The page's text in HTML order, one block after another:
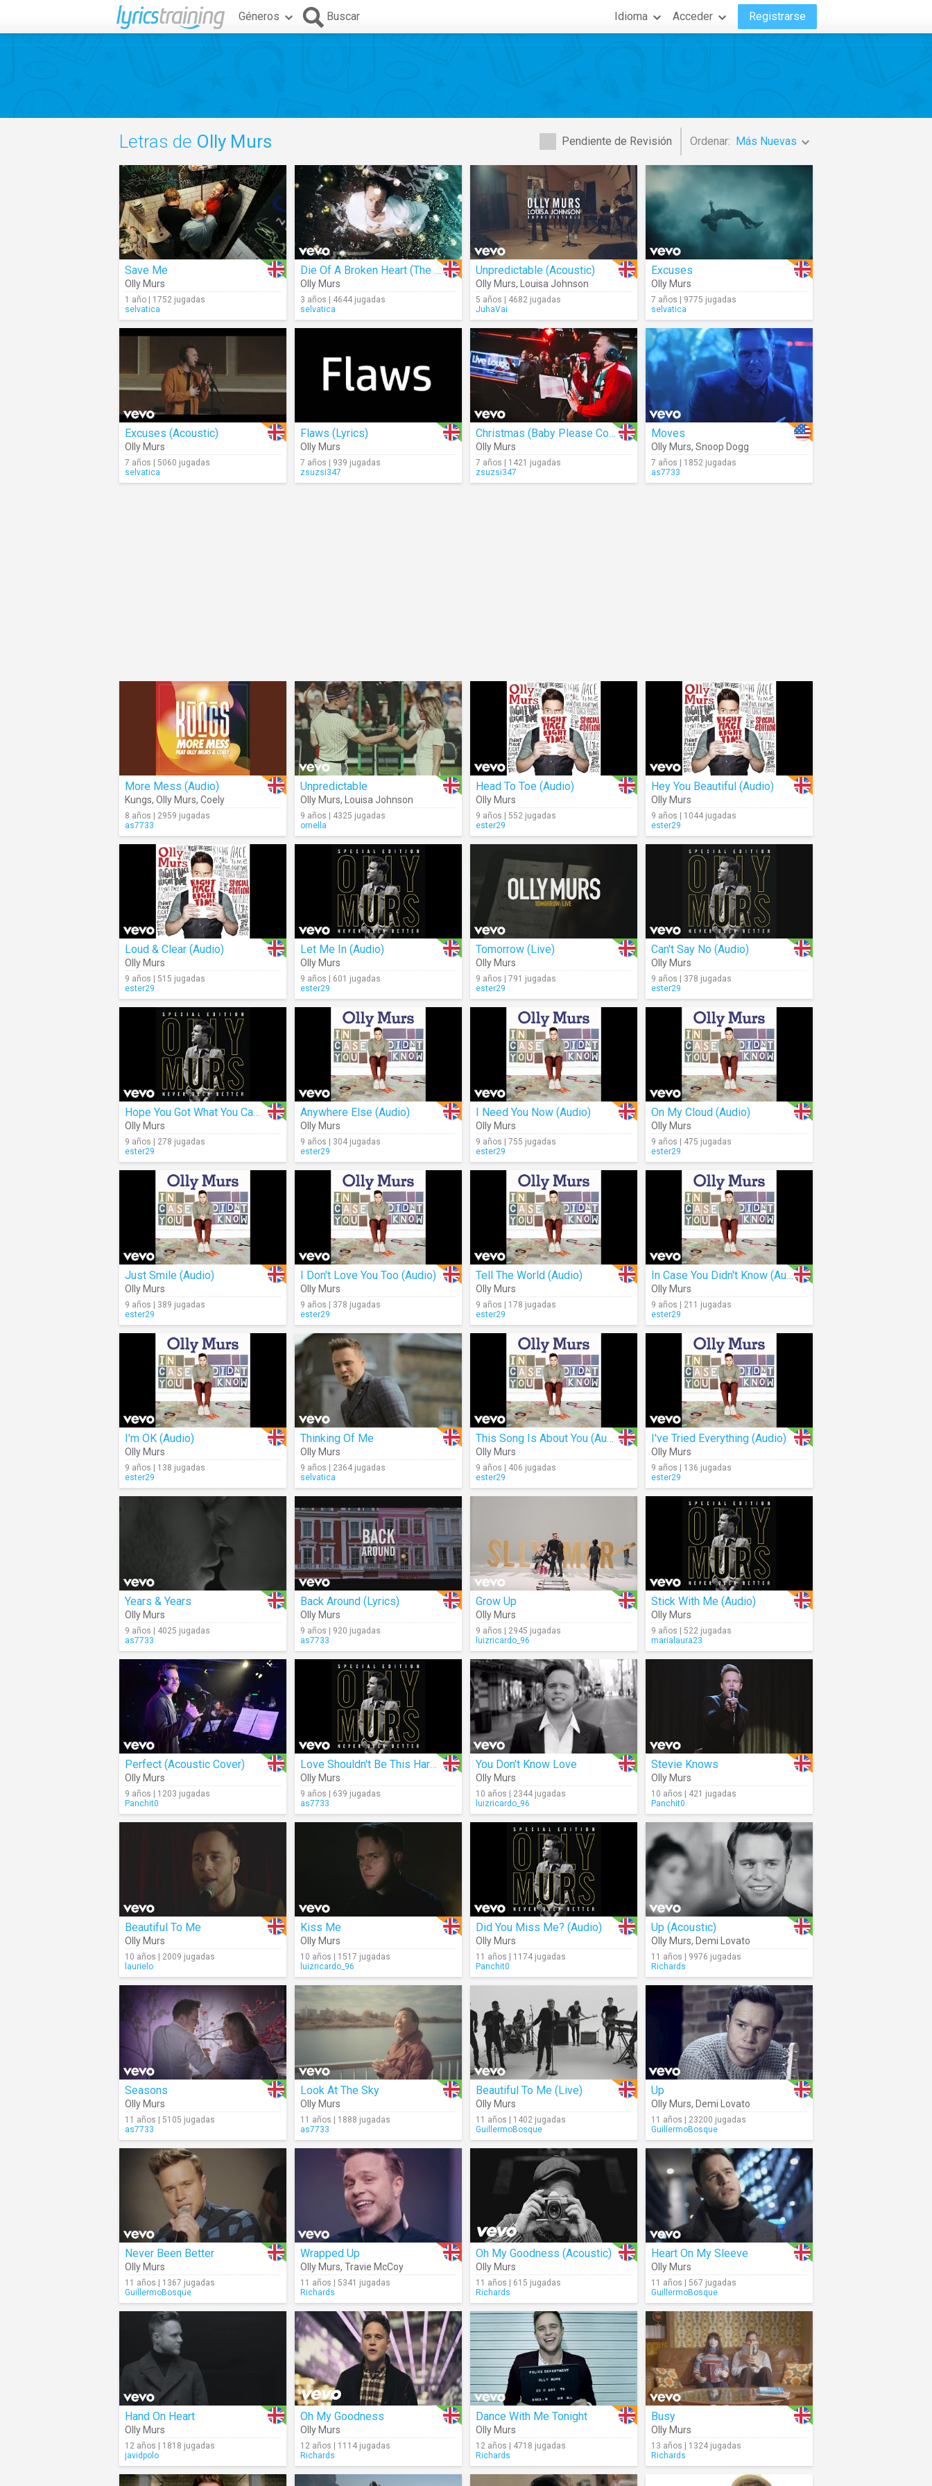
Géneros Buscar Idioma Acceder Registrarse
Pendiente de Revisión Ordenar: Más Nuevas
Letras de Olly Murs
Save Me
Olly Murs
1 año | 1752 jugadas
selvatica
Die Of A Broken Heart (The After Party Video)
Olly Murs
3 años | 4644 jugadas
selvatica
Unpredictable (Acoustic)
Olly Murs, Louisa Johnson
5 años | 4682 jugadas
JuhaVai
Excuses
Olly Murs
7 años | 9775 jugadas
selvatica
Excuses (Acoustic)
Olly Murs
7 años | 5060 jugadas
selvatica
Flaws (Lyrics)
Olly Murs
7 años | 939 jugadas
zsuzsi347
Christmas (Baby Please Come Home) (Live)
Olly Murs
7 años | 1421 jugadas
zsuzsi347
Moves
Olly Murs, Snoop Dogg
7 años | 1852 jugadas
as7733
More Mess (Audio)
Kungs, Olly Murs, Coely
8 años | 2959 jugadas
as7733
Unpredictable
Olly Murs, Louisa Johnson
9 años | 4325 jugadas
ornella
Head To Toe (Audio)
Olly Murs
9 años | 552 jugadas
ester29
Hey You Beautiful (Audio)
Olly Murs
9 años | 1044 jugadas
ester29
Loud & Clear (Audio)
Olly Murs
9 años | 515 jugadas
ester29
Let Me In (Audio)
Olly Murs
9 años | 601 jugadas
ester29
Tomorrow (Live)
Olly Murs
9 años | 791 jugadas
ester29
Can't Say No (Audio)
Olly Murs
9 años | 378 jugadas
ester29
Hope You Got What You Came For (Audio)
Olly Murs
9 años | 278 jugadas
ester29
Anywhere Else (Audio)
Olly Murs
9 años | 304 jugadas
ester29
I Need You Now (Audio)
Olly Murs
9 años | 755 jugadas
ester29
On My Cloud (Audio)
Olly Murs
9 años | 475 jugadas
ester29
Just Smile (Audio)
Olly Murs
9 años | 389 jugadas
ester29
I Don't Love You Too (Audio)
Olly Murs
9 años | 378 jugadas
ester29
Tell The World (Audio)
Olly Murs
9 años | 178 jugadas
ester29
In Case You Didn't Know (Audio)
Olly Murs
9 años | 211 jugadas
ester29
I'm OK (Audio)
Olly Murs
9 años | 138 jugadas
ester29
Thinking Of Me
Olly Murs
9 años | 2364 jugadas
selvatica
This Song Is About You (Audio)
Olly Murs
9 años | 406 jugadas
ester29
I've Tried Everything (Audio)
Olly Murs
9 años | 136 jugadas
ester29
Years & Years
Olly Murs
9 años | 4025 jugadas
as7733
Back Around (Lyrics)
Olly Murs
9 años | 920 jugadas
as7733
Grow Up
Olly Murs
9 años | 2945 jugadas
luizricardo_96
Stick With Me (Audio)
Olly Murs
9 años | 522 jugadas
marialaura23
Perfect (Acoustic Cover)
Olly Murs
9 años | 1203 jugadas
Panchit0
Love Shouldn't Be This Hard (Audio)
Olly Murs
9 años | 639 jugadas
as7733
You Don't Know Love
Olly Murs
10 años | 2344 jugadas
luizricardo_96
Stevie Knows
Olly Murs
10 años | 421 jugadas
Panchit0
Beautiful To Me
Olly Murs
10 años | 2009 jugadas
laurielo
Kiss Me
Olly Murs
10 años | 1517 jugadas
luizricardo_96
Did You Miss Me? (Audio)
Olly Murs
11 años | 1174 jugadas
Panchit0
Up (Acoustic)
Olly Murs, Demi Lovato
11 años | 9976 jugadas
Richards
Seasons
Olly Murs
11 años | 5105 jugadas
as7733
Look At The Sky
Olly Murs
11 años | 1888 jugadas
as7733
Beautiful To Me (Live)
Olly Murs
11 años | 1402 jugadas
GuillermoBosque
Up
Olly Murs, Demi Lovato
11 años | 23200 jugadas
GuillermoBosque
Never Been Better
Olly Murs
11 años | 1367 jugadas
GuillermoBosque
Wrapped Up
Olly Murs, Travie McCoy
11 años | 5341 jugadas
Richards
Oh My Goodness (Acoustic)
Olly Murs
11 años | 615 jugadas
Richards
Heart On My Sleeve
Olly Murs
11 años | 567 jugadas
GuillermoBosque
Hand On Heart
Olly Murs
12 años | 1818 jugadas
javidpolo
Oh My Goodness
Olly Murs
12 años | 1114 jugadas
Richards
Dance With Me Tonight
Olly Murs
12 años | 4718 jugadas
Richards
Busy
Olly Murs
13 años | 1324 jugadas
Richards